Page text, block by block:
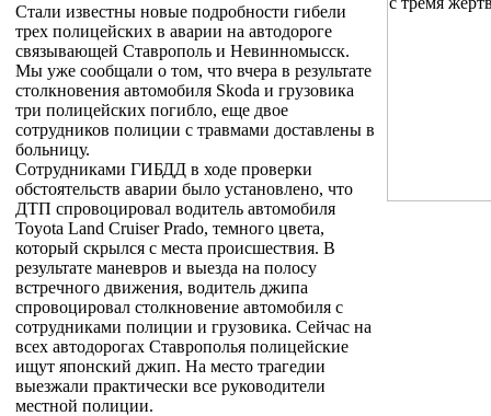
Стали известны новые подробности гибели
трех полицейских в аварии на автодороге
связывающей Ставрополь и Невинномысск.
Мы уже сообщали о том, что вчера в результате
столкновения автомобиля Skoda и грузовика
три полицейских погибло, еще двое
сотрудников полиции с травмами доставлены в
больницу.
Сотрудниками ГИБДД в ходе проверки
обстоятельств аварии было установлено, что
ДТП спровоцировал водитель автомобиля
Toyota Land Cruiser Prado, темного цвета,
который скрылся с места происшествия. В
результате маневров и выезда на полосу
встречного движения, водитель джипа
спровоцировал столкновение автомобиля с
сотрудниками полиции и грузовика. Сейчас на
всех автодорогах Ставрополья полицейские
ищут японский джип. На место трагедии
выезжали практически все руководители
местной полиции.